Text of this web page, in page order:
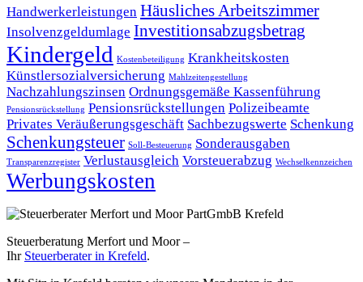
Handwerkerleistungen Häusliches Arbeitszimmer
Insolvenzgeldumlage Investitionsabzugsbetrag
Kindergeld Kostenbeteiligung Krankheitskosten
Künstlersozialversicherung Mahlzeitengestellung
Nachzahlungszinsen Ordnungsgemäße Kassenführung
Pensionsrückstellung Pensionsrückstellungen Polizeibeamte
Privates Veräußerungsgeschäft Sachbezugswerte Schenkung
Schenkungsteuer Soll-Besteuerung Sonderausgaben
Transparenzregister Verlustausgleich Vorsteuerabzug Wechselkennzeichen
Werbungskosten
Steuerberatung Merfort und Moor –
Ihr Steuerberater in Krefeld.